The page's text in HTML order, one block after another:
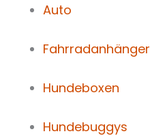
Auto
Fahrradanhänger
Hundeboxen
Hundebuggys